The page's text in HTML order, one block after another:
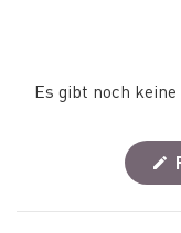
Es gibt noch